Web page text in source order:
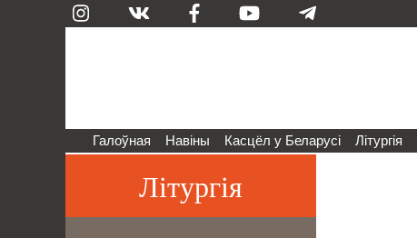
Галоўная Навіны Касцёл у Беларусі Літургія
Літургія